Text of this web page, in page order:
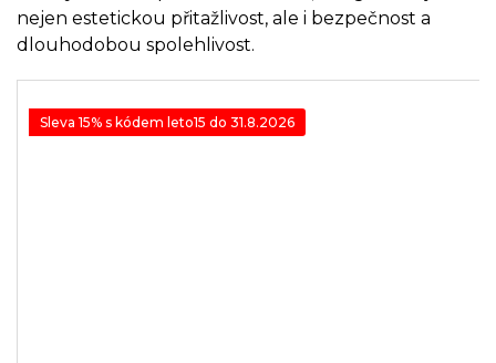
nejen estetickou přitažlivost, ale i bezpečnost a
dlouhodobou spolehlivost.
Sleva 15% s kódem leto15 do 31.8.2026